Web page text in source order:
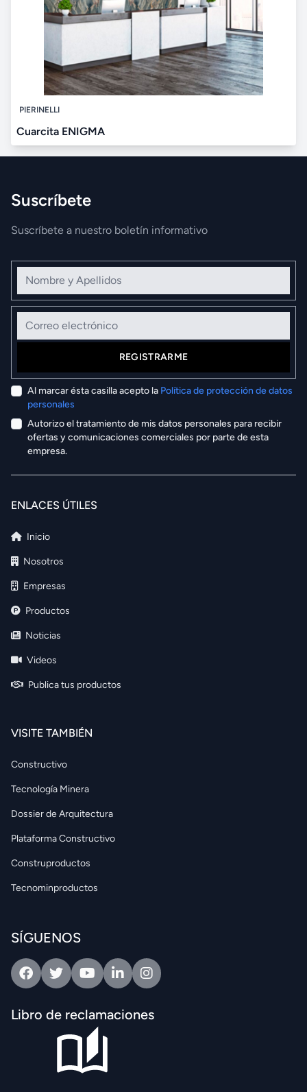
PIERINELLI
Cuarcita ENIGMA
Suscríbete
Suscríbete a nuestro boletín informativo
Nombre y Apellidos
Correo electrónico
REGISTRARME
Al marcar ésta casilla acepto la Política de protección de datos
personales
Autorizo el tratamiento de mis datos personales para recibir
ofertas y comunicaciones comerciales por parte de esta
empresa.
ENLACES ÚTILES
Inicio
Nosotros
Empresas
Productos
Noticias
Videos
Publica tus productos
VISITE TAMBIÉN
Constructivo
Tecnología Minera
Dossier de Arquitectura
Plataforma Constructivo
Construproductos
Tecnominproductos
SÍGUENOS
FacebookTwitterYoutubeLinkedinIntagram
Libro de reclamaciones